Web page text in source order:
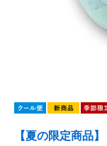
【夏の限定商品】